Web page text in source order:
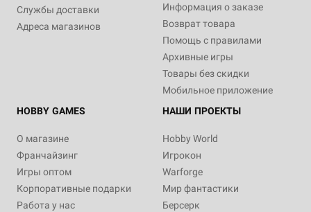
Службы доставки
Адреса магазинов
Информация о заказе
Возврат товара
Помощь с правилами
Архивные игры
Товары без скидки
Мобильное приложение
HOBBY GAMES
О магазине
Франчайзинг
Игры оптом
Корпоративные подарки
Работа у нас
НАШИ ПРОЕКТЫ
Hobby World
Игрокон
Warforge
Мир фантастики
Берсерк